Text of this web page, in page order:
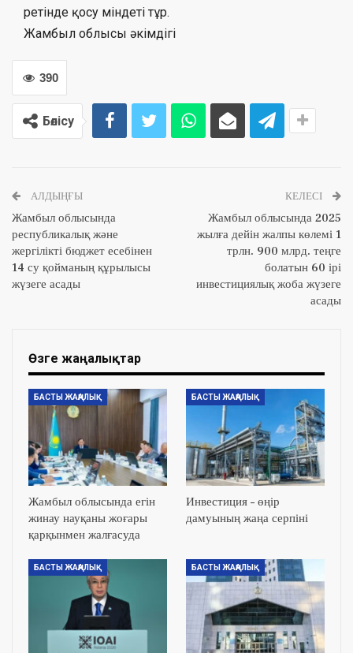
ретінде қосу міндеті тұр.
Жамбыл облысы әкімдігі
390
Бөлісу
АЛДЫҢҒЫ
Жамбыл облысында
республикалық және
жергілікті бюджет есебінен
14 су қойманың құрылысы
жүзеге асады
КЕЛЕСІ
Жамбыл облысында 2025
жылға дейін жалпы көлемі 1
трлн. 900 млрд. теңге
болатын 60 ірі
инвестициялық жоба жүзеге
асады
Өзге жаңалықтар
БАСТЫ ЖАҢАЛЫҚ
Жамбыл облысында егін
жинау науқаны жоғары
қарқынмен жалғасуда
БАСТЫ ЖАҢАЛЫҚ
Инвестиция – өңір
дамуының жаңа серпіні
БАСТЫ ЖАҢАЛЫҚ БАСТЫ ЖАҢАЛЫҚ